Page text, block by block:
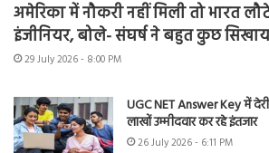
अमेरिका में नौकरी नहीं मिली तो भारत
इंजीनियर, बोले- संघर्ष ने बहुत कुछ
29 July 2026 - 8:00 PM
UGC NET Answer Key में
लाखों उम्मीदवार कर रहे इंतजार
26 July 2026 - 6:11 PM